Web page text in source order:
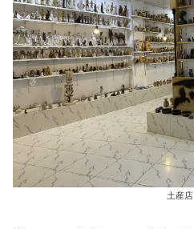
土産店